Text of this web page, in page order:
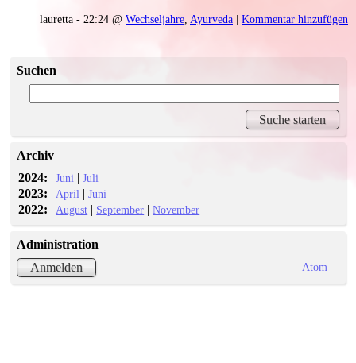
lauretta - 22:24 @ Wechseljahre Ayurveda | Kommentar hinzufügen
Suchen
Archiv
2024:
Juni |Juli
2023: April |Juni
2022: August | September |November
Administration
Anmelden
Atom